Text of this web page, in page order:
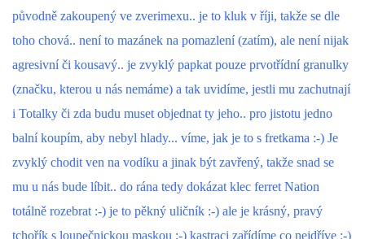
V PÉČI
VIRTUÁLNÍ ADOPCE
V NOVÝCH DOMOVECH
DFD - DOMOV FRETČÍCH DŮCHODCŮ
PODMÍNKY PŘEVZETÍ FRETKY.
původně zakoupený ve zverimexu.. je to kluk v říji, takže se dle
toho chová.. není to mazánek na pomazlení (zatím), ale není nijak
agresivní či kousavý.. je zvyklý papkat pouze prvotřídní granulky
(značku, kterou u nás nemáme) a tak uvidíme, jestli mu zachutnají
i Totalky či zda budu muset objednat ty jeho.. pro jistotu jedno
balní koupím, aby nebyl hlady... víme, jak je to s fretkama :-) Je
zvyklý chodit ven na vodíku a jinak být zavřený, takže snad se
mu u nás bude líbit.. do rána tedy dokázat klec ferret Nation
totálně rozebrat :-) je to pěkný uličník :-) ale je krásný, pravý
tchořík s loupečnickou maskou :-) kastraci zařídíme co nejdříve :-)